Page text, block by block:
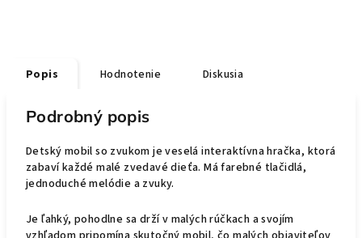
Popis Hodnotenie Diskusia
Podrobný popis
Detský mobil so zvukom je veselá interaktívna hračka, ktorá
zabaví každé malé zvedavé dieťa. Má farebné tlačidlá,
jednoduché melódie a zvuky.
Je ľahký, pohodlne sa drží v malých rúčkach a svojím